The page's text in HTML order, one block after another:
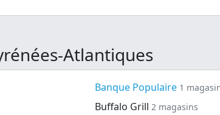
Atlantiques
Banque Populaire 1
Buffalo Grill2 magasins